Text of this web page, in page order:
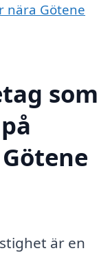
nära Götene
som
är en